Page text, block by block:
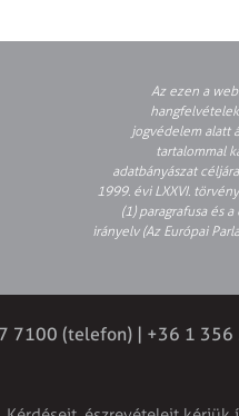
Az ezen a
jogvédelem alatt
tartalommal
adatbányászat
1999. évi LXXVI.
(1) paragrafusa és
irányelv (Az Európai
7100 (telefon) | +36 1 356